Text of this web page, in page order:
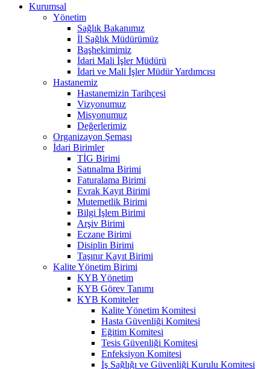
Kurumsal
Yönetim
Sağlık Bakanımız
İl Sağlık Müdürümüz
Başhekimimiz
İdari Mali İşler Müdürü
İdari ve Mali İşler Müdür Yardımcısı
Hastanemiz
Hastanemizin Tarihçesi
Vizyonumuz
Misyonumuz
Değerlerimiz
Organizayon Şeması
İdari Birimler
TİG Birimi
Satınalma Birimi
Faturalama Birimi
Evrak Kayıt Birimi
Mutemetlik Birimi
Bilgi İşlem Birimi
Arşiv Birimi
Eczane Birimi
Disiplin Birimi
Taşınır Kayıt Birimi
Kalite Yönetim Birimi
KYB Yönetim
KYB Görev Tanımı
KYB Komiteler
Kalite Yönetim Komitesi
Hasta Güvenliği Komitesi
Eğitim Komitesi
Tesis Güvenliği Komitesi
Enfeksiyon Komitesi
İş Sağlığı ve Güvenliği Kurulu Komitesi